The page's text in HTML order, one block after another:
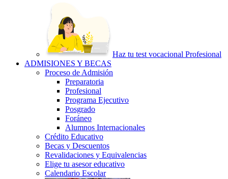
Haz tu test vocacional Profesional
ADMISIONES Y BECAS
Proceso de Admisión
Preparatoria
Profesional
Programa Ejecutivo
Posgrado
Foráneo
Alumnos Internacionales
Crédito Educativo
Becas y Descuentos
Revalidaciones y Equivalencias
Elige tu asesor educativo
Calendario Escolar